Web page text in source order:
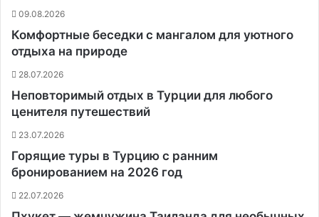
09.08.2026
Комфортные беседки с мангалом для уютного
отдыха на природе
28.07.2026
Неповторимый отдых в Турции для любого
ценителя путешествий
23.07.2026
Горящие туры в Турцию с ранним
бронированием на 2026 год
22.07.2026